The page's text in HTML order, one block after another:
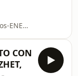
ENEBA
CON